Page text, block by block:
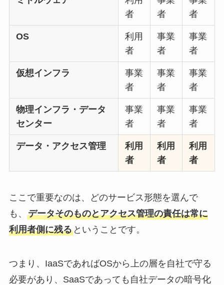
者
者
者
OS
利用
者
事業
者
事業
者
仮想インフラ
事業
者
事業
者
事業
者
物理インフラ・データ
センター
事業
者
事業
者
事業
者
データ・アクセス管理
利用
者
利用
者
利用
者
ここで重要なのは、どのサービス形態を選んで
も、 データそのものとアクセス管理の責任は常に
利用者側に残るということです。
つまり、IaaSであればOSから上の層を自社で守る
必要があり、SaaSであっても自社データの暗号化